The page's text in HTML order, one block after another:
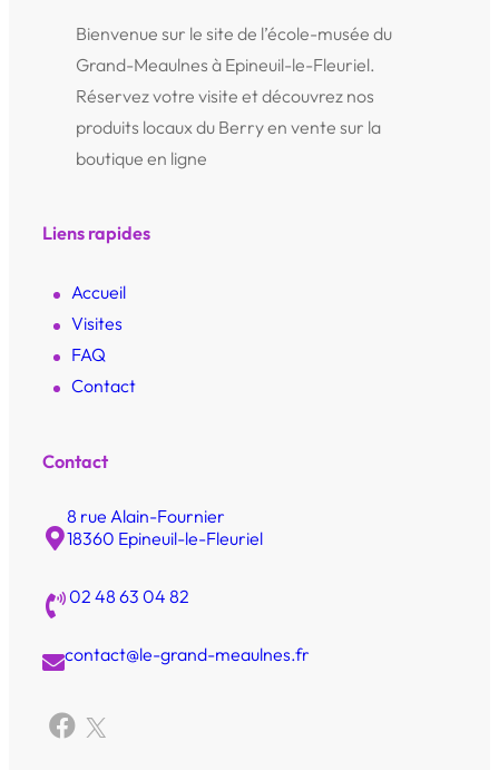
Bienvenue sur le site de l’école-musée du
Grand-Meaulnes à Epineuil-le-Fleuriel.
Réservez votre visite et découvrez nos
produits locaux du Berry en vente sur la
boutique en ligne
Liens rapides
Accueil
Visites
FAQ
Contact
Contact
8 rue Alain-Fournier
18360 Epineuil-le-Fleuriel
02 48 63 04 82
contact@le-grand-meaulnes.fr